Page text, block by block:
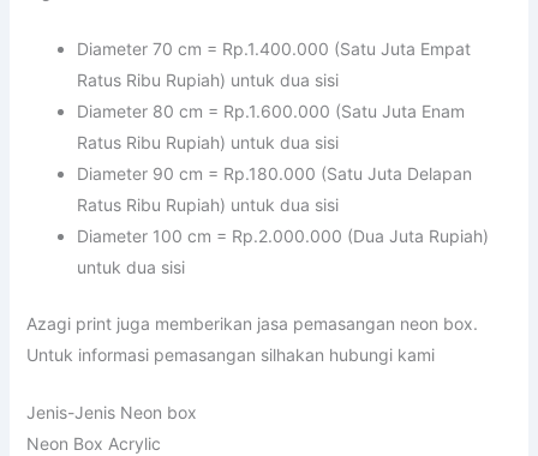
Diameter 70 cm = Rp.1.400.000 (Satu Juta Empat
Ratus Ribu Rupiah) untuk dua sisi
Diameter 80 cm = Rp.1.600.000 (Satu Juta Enam
Ratus Ribu Rupiah) untuk dua sisi
Diameter 90 cm = Rp.180.000 (Satu Juta Delapan
Ratus Ribu Rupiah) untuk dua sisi
Diameter 100 cm = Rp.2.000.000 (Dua Juta Rupiah)
untuk dua sisi
Azagi print juga memberikan jasa pemasangan neon box.
Untuk informasi pemasangan silhakan hubungi kami
Jenis-Jenis Neon box
Neon Box Acrylic